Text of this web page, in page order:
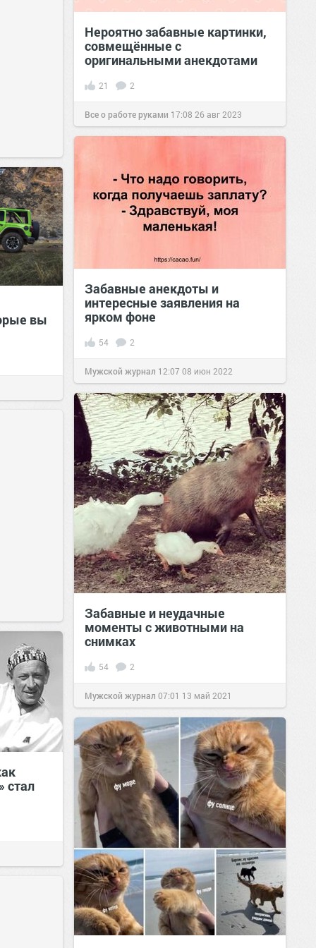
Нероятно забавные картинки,
совмещённые с
оригинальными анекдотами
21 2
Все о работе руками 17:08 26 авг 2023
Забавные анекдоты и
интересные заявления на
ярком фоне
54 2
Мужской журнал 12:07 08 июн 2022
вы
Забавные и неудачные
моменты с животными на
снимках
54 2
Мужской журнал 07:01 13 май 2021
стал